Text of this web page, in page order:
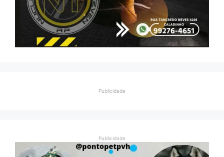
Publicidade
Publicidade